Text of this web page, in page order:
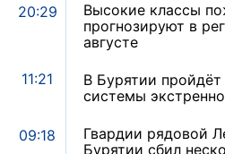
20:29
Высокие классы
прогнозируют в
августе
11:21
В Бурятии
системы
09:18
Гвардии рядовой
Бурятии сбил